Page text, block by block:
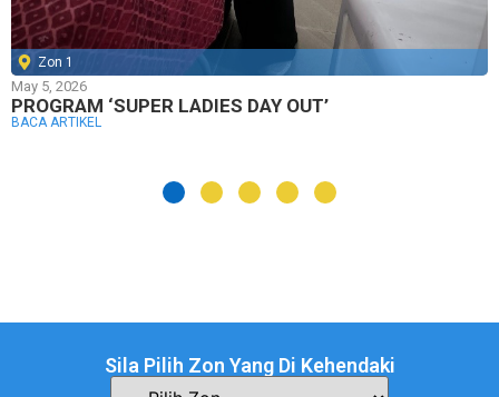
Zon 1
May 5, 2026
PROGRAM ‘SUPER LADIES DAY OUT’
BACA ARTIKEL
Sila Pilih Zon Yang Di Kehendaki